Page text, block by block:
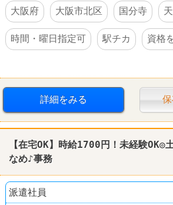
大阪府
大阪市北区 国分寺
時間・曜日指定可 駅チカ 資格
詳細をみる
【在宅OK】時給1700円！未経験OK◎
なめ♪事務
派遣社員